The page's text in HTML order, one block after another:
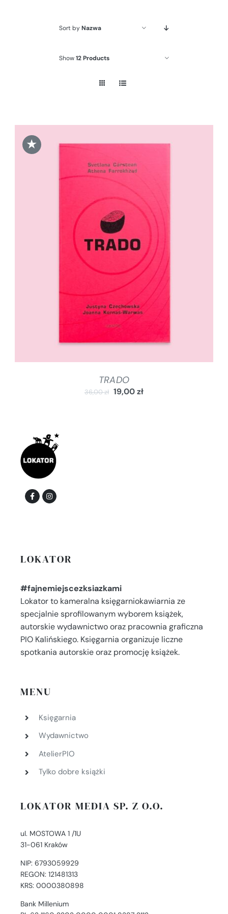
Sort byNazwa
Show12 Products
★
DODAJ DO KOSZYKA / SZCZEGÓŁY
TRADO
36,00zł 19,00zł
LOKATOR
#fajnemiejscezksiazkami
Lokator to kameralna księgarniokawiarnia ze
specjalnie sprofilowanym wyborem książek,
autorskie wydawnictwo oraz pracownia graficzna
PIO Kalińskiego. Księgarnia organizuje liczne
spotkania autorskie oraz promocję książek.
MENU
Księgarnia
Wydawnictwo
AtelierPIO
Tylko dobre książki
LOKATOR MEDIA SP. Z O.O.
ul. MOSTOWA 1 /1U
31-061 Kraków
NIP: 6793059929
REGON: 121481313
KRS: 0000380898
Bank Millenium